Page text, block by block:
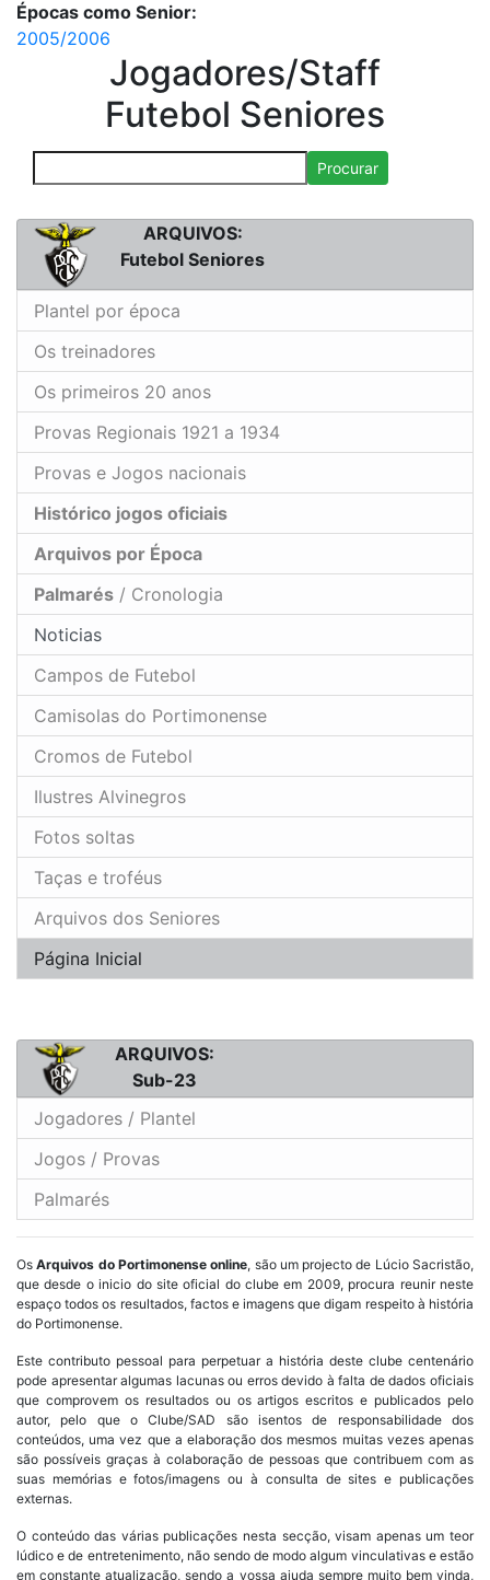
Épocas como Senior:
2005/2006
Jogadores/Staff
Futebol Seniores
Procurar
ARQUIVOS:
Futebol Seniores
Plantel por época
Os treinadores
Os primeiros 20 anos
Provas Regionais 1921 a 1934
Provas e Jogos nacionais
Histórico jogos oficiais
Arquivos por Época
Palmarés / Cronologia
Noticias
Campos de Futebol
Camisolas do Portimonense
Cromos de Futebol
Ilustres Alvinegros
Fotos soltas
Taças e troféus
Arquivos dos Seniores
Página Inicial
ARQUIVOS:
Sub-23
Jogadores / Plantel
Jogos / Provas
Palmarés
OsArquivos do Portimonense online, são um projecto de Lúcio Sacristão,
que desde o inicio do site oficial do clube em 2009, procura reunir neste
espaço todos os resultados, factos e imagens que digam respeito à história
do Portimonense.
Este contributo pessoal para perpetuar a história deste clube centenário
pode apresentar algumas lacunas ou erros devido à falta de dados oficiais
que comprovem os resultados ou os artigos escritos e publicados pelo
autor, pelo que o Clube/SAD são isentos de responsabilidade dos
conteúdos, uma vez que a elaboração dos mesmos muitas vezes apenas
são possíveis graças à colaboração de pessoas que contribuem com as
suas memórias e fotos/imagens ou à consulta de sites e publicações
externas.
O conteúdo das várias publicações nesta secção, visam apenas um teor
lúdico e de entretenimento, não sendo de modo algum vinculativas e estão
em constante atualização, sendo a vossa ajuda sempre muito bem vinda,